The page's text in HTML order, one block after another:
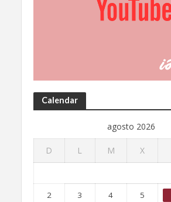
Calendar
agosto 2026
D L M X
2 3 4 5